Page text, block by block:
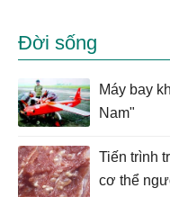
Đời sống
Máy bay
Nam"
Tiến trình
cơ thể